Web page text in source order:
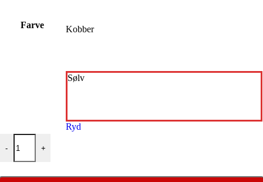
Farve Kobber
Sølv
Ryd
-
Lac Easy Max Metallic antal
+